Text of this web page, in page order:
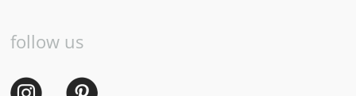
follow us